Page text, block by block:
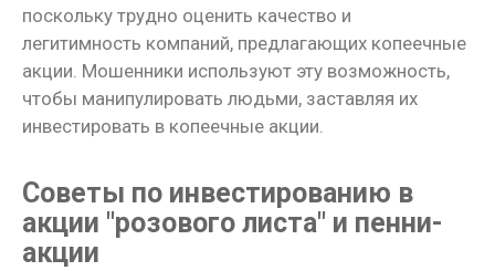
поскольку трудно оценить качество и
легитимность компаний, предлагающих копеечные
акции. Мошенники используют эту возможность,
чтобы манипулировать людьми, заставляя их
инвестировать в копеечные акции.
Советы по инвестированию в
акции "розового листа" и пенни-
акции